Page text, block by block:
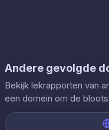
Andere gevolgde
Bekijk lekrapporten van
een domein om de